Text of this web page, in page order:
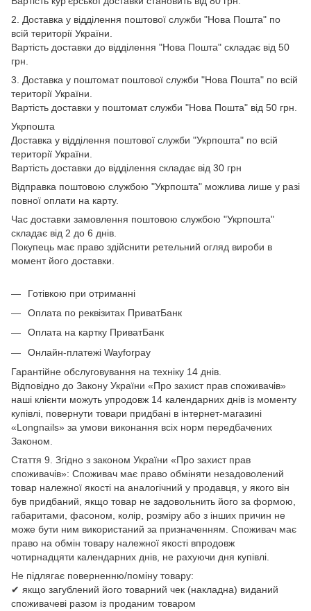
2. Доставка у відділення поштової служби "Нова Пошта" по
всій території України.
Вартість доставки до відділення "Нова Пошта" складає від 50
грн.
3. Доставка у поштомат поштової служби "Нова Пошта" по всій
території України.
Вартість доставки у поштомат служби "Нова Пошта" від 50 грн.
Укрпошта
Доставка у відділення поштової служби "Укрпошта" по всій
території України.
Вартість доставки до відділення складає від 30 грн
Відправка поштовою службою "Укрпошта" можлива лише у разі
повної оплати на карту.
Час доставки замовлення поштовою службою "Укрпошта"
складає від 2 до 6 днів.
Покупець має право здійснити ретельний огляд вироби в
момент його доставки.
Готівкою при отриманні
Оплата по реквізитах ПриватБанк
Оплата на картку ПриватБанк
Онлайн-платежі Wayforpay
Гарантійне обслуговування на техніку 14 днів.
Відповідно до Закону України «Про захист прав споживачів»
наші клієнти можуть упродовж 14 календарних днів із моменту
купівлі, повернути товари придбані в інтернет-магазині
«Longnails» за умови виконання всіх норм передбачених
Законом.
Стаття 9. Згідно з законом України «Про захист прав
споживачів»: Споживач має право обміняти незадоволений
товар належної якості на аналогічний у продавця, у якого він
був придбаний, якщо товар не задовольнить його за формою,
габаритами, фасоном, колір, розміру або з інших причин не
може бути ним використаний за призначенням. Споживач має
право на обмін товару належної якості впродовж
чотирнадцяти календарних днів, не рахуючи дня купівлі.
Не підлягає поверненню/поміну товару:
✔ якщо загублений його товарний чек (накладна) виданий
споживачеві разом із проданим товаром